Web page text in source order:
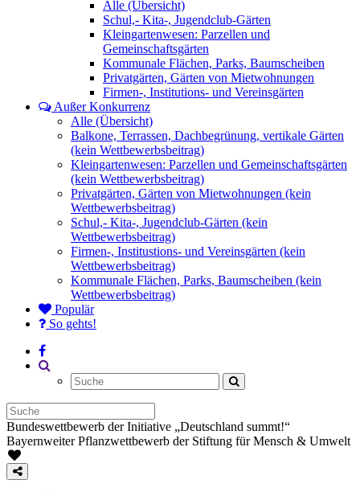
Alle (Übersicht)
Schul,- Kita-, Jugendclub-Gärten
Kleingartenwesen: Parzellen und
Gemeinschaftsgärten
Kommunale Flächen, Parks, Baumscheiben
Privatgärten, Gärten von Mietwohnungen
Firmen-, Institutions- und Vereinsgärten
Außer Konkurrenz
Alle (Übersicht)
Balkone, Terrassen, Dachbegrünung, vertikale Gärten
(kein Wettbewerbsbeitrag)
Kleingartenwesen: Parzellen und Gemeinschaftsgärten
(kein Wettbewerbsbeitrag)
Privatgärten, Gärten von Mietwohnungen (kein
Wettbewerbsbeitrag)
Schul,- Kita-, Jugendclub-Gärten (kein
Wettbewerbsbeitrag)
Firmen-, Institustions- und Vereinsgärten (kein
Wettbewerbsbeitrag)
Kommunale Flächen, Parks, Baumscheiben (kein
Wettbewerbsbeitrag)
Populär
So gehts!
Bundeswettbewerb der Initiative „Deutschland summt!“
Bayernweiter Pflanzwettbewerb der Stiftung für Mensch & Umwelt